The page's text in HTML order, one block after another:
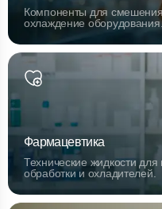
Компоненты для
охлаждение
Фармацевтика
Технические жидкости
обработки и охладителей.